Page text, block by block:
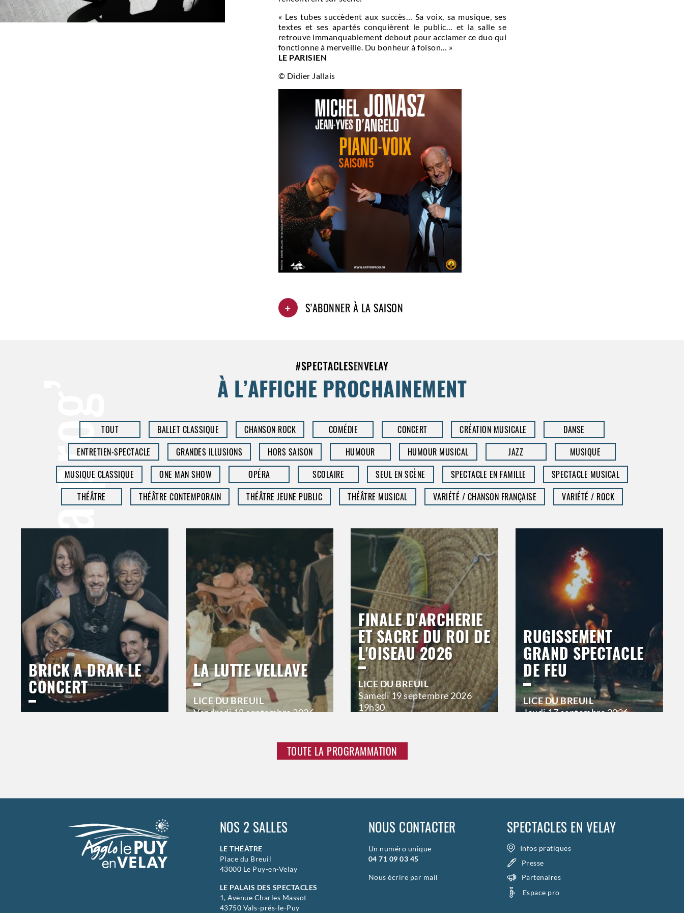
« Les tubes succèdent aux succès… Sa voix, sa musique, ses
textes et ses apartés conquièrent le public… et la salle se
retrouve immanquablement debout pour acclamer ce duo qui
fonctionne à merveille. Du bonheur à foison… »
LE PARISIEN
© Didier Jallais
+ S’ABONNER À LA SAISON
la prog’
#SPECTACLESENVELAY
À L’AFFICHE PROCHAINEMENT
TOUT BALLET CLASSIQUE CHANSON ROCK COMÉDIE CONCERT CRÉATION MUSICALE
DANSE
ENTRETIEN-SPECTACLE
GRANDES ILLUSIONS HORS SAISON HUMOUR HUMOUR MUSICAL JAZZ
MUSIQUE
MUSIQUE CLASSIQUE
ONE MAN SHOW OPÉRA SCOLAIRE SEUL EN SCÈNE SPECTACLE EN FAMILLE
SPECTACLE MUSICAL
THÉÂTRE
THÉÂTRE CONTEMPORAIN THÉÂTRE JEUNE PUBLIC THÉÂTRE MUSICAL VARIÉTÉ / CHANSON FRANÇAISE VARIÉTÉ / ROCK
BRICK A DRAK LE
CONCERT
LA LUTTE VELLAVE
LICE DU BREUIL
Vendredi18 septembre 2026
FINALE D'ARCHERIE
ET SACRE DU ROI DE
L'OISEAU 2026
LICE DU BREUIL
Samedi19 septembre 2026
19h30
RUGISSEMENT
GRAND SPECTACLE
DE FEU
LICE DU BREUIL
Jeudi17 septembre 2026
TOUTE LA PROGRAMMATION
NOS 2 SALLES
LE THÉÂTRE
Place du Breuil
43000 Le Puy-en-Velay
LE PALAIS DES SPECTACLES
1, Avenue Charles Massot
43750 Vals-prés-le-Puy
NOUS CONTACTER
Un numéro unique
04 71 09 03 45
Nous écrire par mail
SPECTACLES EN VELAY
Infos pratiques
Presse
Partenaires
Espace pro